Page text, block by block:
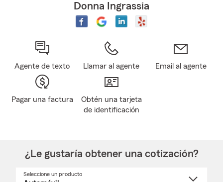
Donna Ingrassia
Agente de texto Llamar al agente Email al agente
Pagar una factura
Obtén una tarjeta
de identificación
¿Le gustaría obtener una cotización?
Seleccione un producto